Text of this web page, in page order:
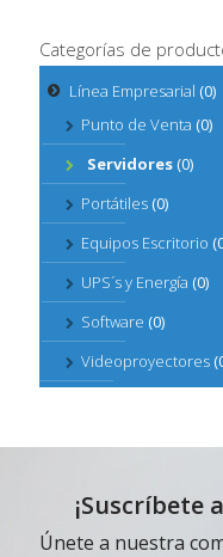
Categorías de
Línea Empresarial (0)
Punto de Venta (0)
Servidores(0)
Portátiles(0)
Equipos Escritorio
UPS´s y Energía (0)
Software (0)
Videoproyectores
¡Suscríbete
Únete a nuestra